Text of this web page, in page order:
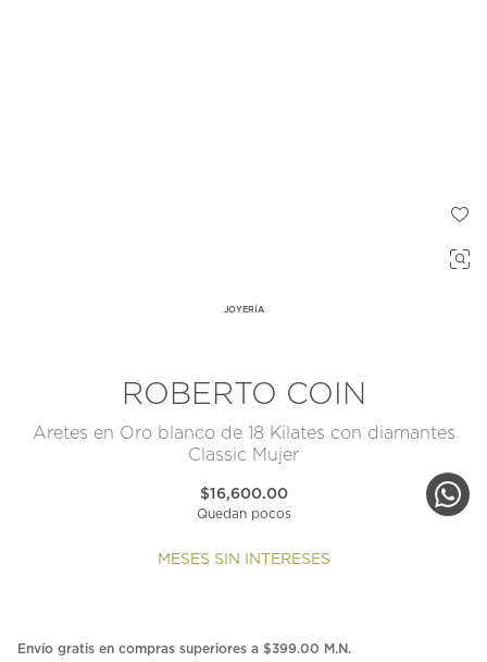
JOYERÍA
ROBERTO COIN
Aretes en Oro blanco de 18 Kilates con diamantes
Classic Mujer
$16,600.00
Quedan pocos
MESES SIN INTERESES
Envío gratis en compras superiores a $399.00 M.N.